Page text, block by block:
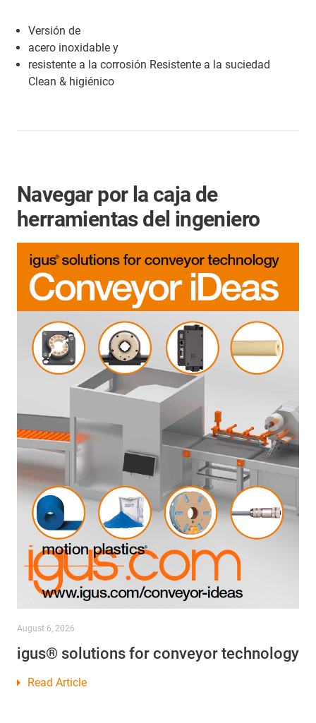
Versión de
acero inoxidable y
resistente a la corrosión Resistente a la suciedad
Clean & higiénico
Navegar por la caja de
herramientas del ingeniero
August 6, 2026
igus® solutions for conveyor technology
Read Article